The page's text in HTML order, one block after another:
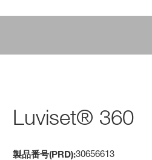
Luviset® 360
製品番号(PRD):30656613